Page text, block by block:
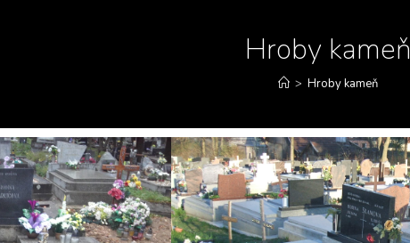
Hroby kameň
> Hroby kameň